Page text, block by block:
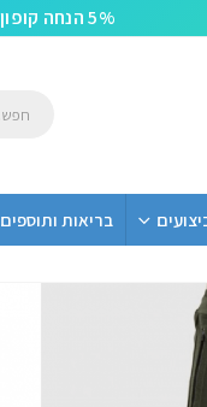
5% הנחה קופון TAKE5 בקניית 2 מוצרים. משלוח חינם מעל 279 שח!
בריאות ותוספים